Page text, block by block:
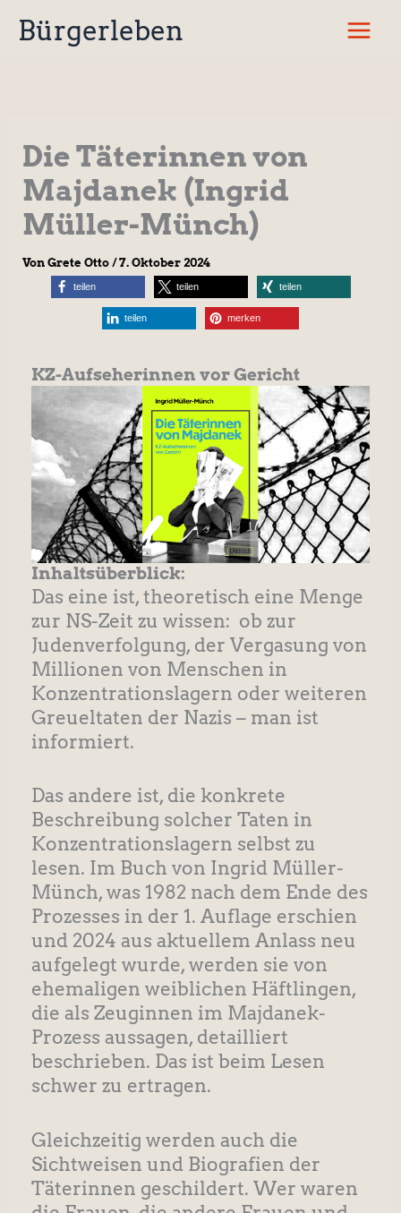
InhaltBürgerleben
Die Täterinnen von
Majdanek (Ingrid
Müller-Münch)
Von Grete Otto /7. Oktober 2024
teilen teilen teilen
teilen merken
KZ-Aufseherinnen vor Gericht
Inhaltsüberblick:
Das eine ist, theoretisch eine Menge
zur NS-Zeit zu wissen: ob zur
Judenverfolgung, der Vergasung von
Millionen von Menschen in
Konzentrationslagern oder weiteren
Greueltaten der Nazis – man ist
informiert.
Das andere ist, die konkrete
Beschreibung solcher Taten in
Konzentrationslagern selbst zu
lesen. Im Buch von Ingrid Müller-
Münch, was 1982 nach dem Ende des
Prozesses in der 1. Auflage erschien
und 2024 aus aktuellem Anlass neu
aufgelegt wurde, werden sie von
ehemaligen weiblichen Häftlingen,
die als Zeuginnen im Majdanek-
Prozess aussagen, detailliert
beschrieben. Das ist beim Lesen
schwer zu ertragen.
Gleichzeitig werden auch die
Sichtweisen und Biografien der
Täterinnen geschildert. Wer waren